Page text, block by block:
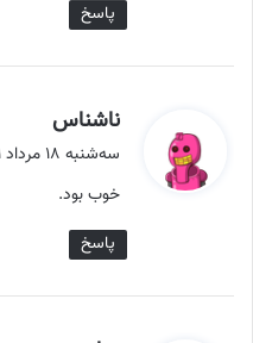
پاسخ
ناشناس
ف
سه‌شنبه ۱۸ مرداد ۱۴۰۱ در ۱۹:۴۷
خوب بود.
پاسخ